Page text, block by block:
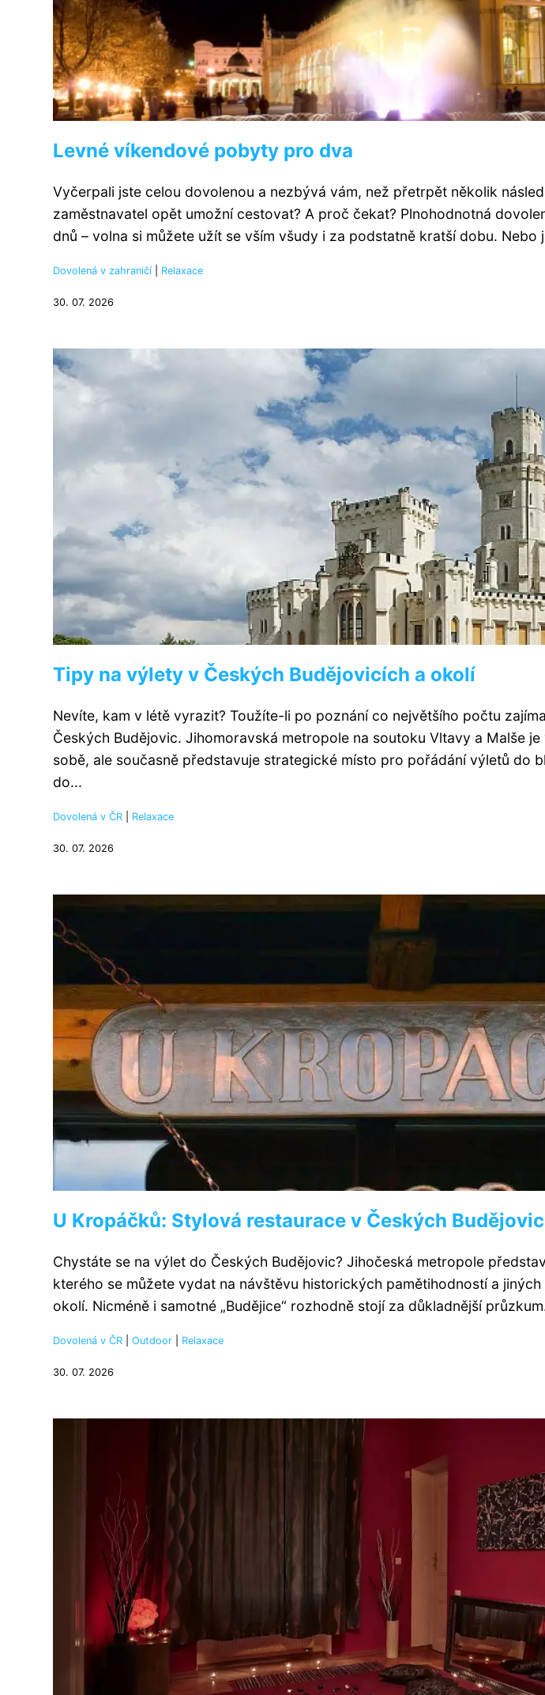
Levné víkendové pobyty pro dva
Vyčerpali jste celou dovolenou a nezbývá vám, než přetrpět několik
zaměstnavatel opět umožní cestovat? A proč čekat? Plnohodnotná
dnů – volna si můžete užít se vším všudy i za podstatně kratší dobu. Nebo
Dovolená v zahraničí Relaxace
30. 07. 2026
Tipy na výlety v Českých Budějovicích a okolí
Nevíte, kam v létě vyrazit? Toužíte-li po poznání co největšího počtu
Českých Budějovic. Jihomoravská metropole na soutoku Vltavy a Malše je
sobě, ale současně představuje strategické místo pro pořádání výletů do
do...
Dovolená v ČR Relaxace
30. 07. 2026
U Kropáčků: Stylová restaurace v Českých
Chystáte se na výlet do Českých Budějovic? Jihočeská metropole
kterého se můžete vydat na návštěvu historických pamětihodností a
okolí. Nicméně i samotné „Budějice“ rozhodně stojí za důkladnější
Dovolená v ČR Outdoor Relaxace
30. 07. 2026